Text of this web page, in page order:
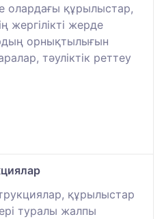
олардағы құрылыстар,
жергілікті жерде
орнықтылығын
тәуліктік реттеу
құрылыстар
туралы жалпы